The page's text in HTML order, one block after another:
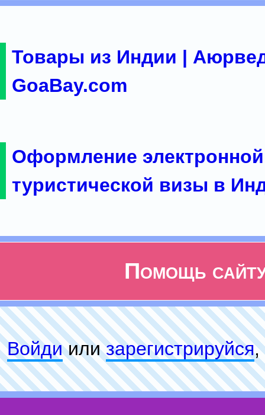
Товары из Индии |
GoaBay.com
Оформление электронной
туристической визы в
Помощь
Войдиилизарeгиcтpируйся,